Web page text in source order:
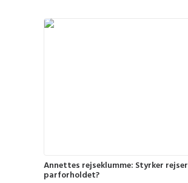
Annettes rejseklumme: Styrker rejser
parforholdet?